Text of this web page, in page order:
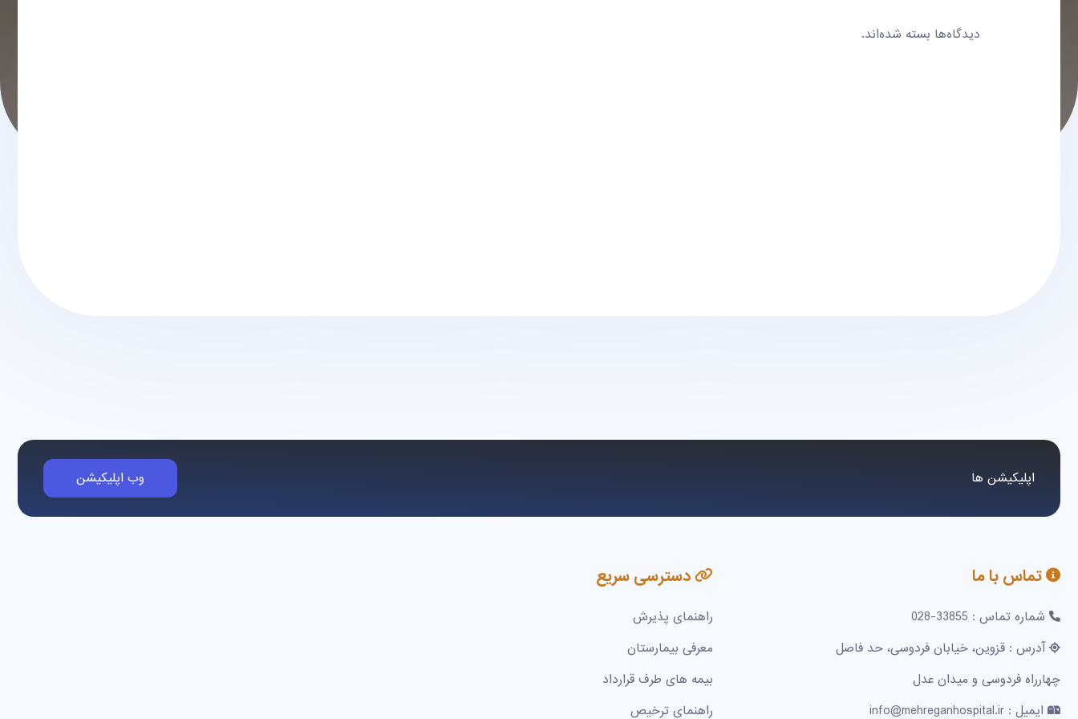
دیدگاه‌ها بسته شده‌اند.
اپلیکیشن ها وب اپلیکیشن
تماس با ما
شماره تماس : 33855-028
آدرس : قزوین، خیابان فردوسی، حد فاصل
چهارراه فردوسی و میدان عدل
ایمیل : info@mehreganhospital.ir
دسترسی سریع
راهنمای پذیرش
معرفی بیمارستان
بیمه های طرف قرارداد
راهنمای ترخیص